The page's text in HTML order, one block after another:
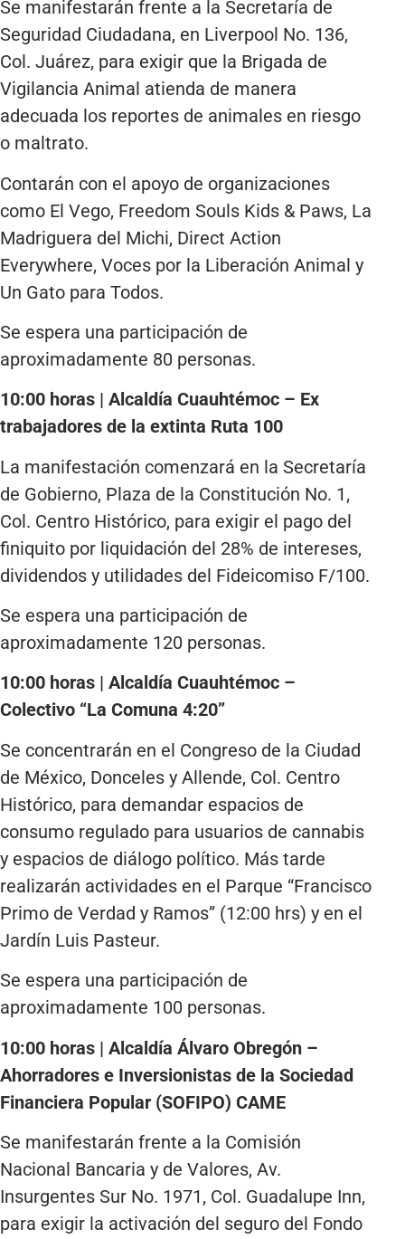
Se manifestarán frente a la Secretaría de
Seguridad Ciudadana, en Liverpool No. 136,
Col. Juárez, para exigir que la Brigada de
Vigilancia Animal atienda de manera
adecuada los reportes de animales en riesgo
o maltrato.
Contarán con el apoyo de organizaciones
como El Vego, Freedom Souls Kids & Paws, La
Madriguera del Michi, Direct Action
Everywhere, Voces por la Liberación Animal y
Un Gato para Todos.
Se espera una participación de
aproximadamente 80 personas.
10:00 horas | Alcaldía Cuauhtémoc – Ex
trabajadores de la extinta Ruta 100
La manifestación comenzará en la Secretaría
de Gobierno, Plaza de la Constitución No. 1,
Col. Centro Histórico, para exigir el pago del
finiquito por liquidación del 28% de intereses,
dividendos y utilidades del Fideicomiso F/100.
Se espera una participación de
aproximadamente 120 personas.
10:00 horas | Alcaldía Cuauhtémoc –
Colectivo “La Comuna 4:20”
Se concentrarán en el Congreso de la Ciudad
de México, Donceles y Allende, Col. Centro
Histórico, para demandar espacios de
consumo regulado para usuarios de cannabis
y espacios de diálogo político. Más tarde
realizarán actividades en el Parque “Francisco
Primo de Verdad y Ramos” (12:00 hrs) y en el
Jardín Luis Pasteur.
Se espera una participación de
aproximadamente 100 personas.
10:00 horas | Alcaldía Álvaro Obregón –
Ahorradores e Inversionistas de la Sociedad
Financiera Popular (SOFIPO) CAME
Se manifestarán frente a la Comisión
Nacional Bancaria y de Valores, Av.
Insurgentes Sur No. 1971, Col. Guadalupe Inn,
para exigir la activación del seguro del Fondo